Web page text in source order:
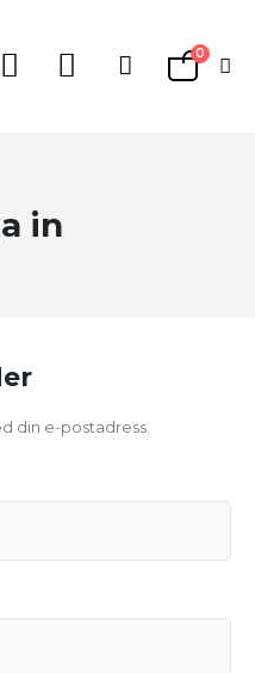
Varukorg
0
in
din e-postadress.